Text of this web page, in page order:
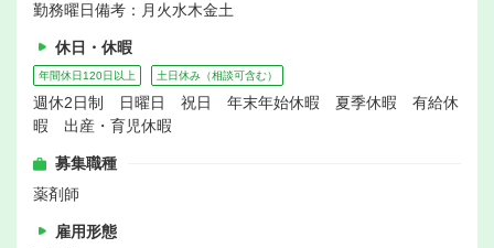
勤務曜日備考：月火水木金土
休日・休暇
年間休日120日以上 土日休み（相談可含む）
週休2日制 日曜日 祝日 年末年始休暇 夏季休暇 有給休
暇 出産・育児休暇
募集職種
薬剤師
雇用形態